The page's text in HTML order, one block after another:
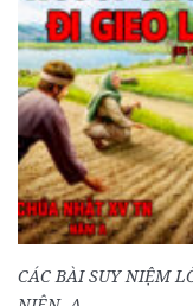
CÁC BÀI SUY NIỆM